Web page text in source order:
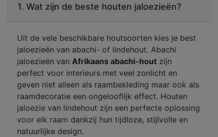
1. Wat zijn de beste houten jaloezieën?
Uit de vele beschikbare houtsoorten kies je best
jaloezieën van abachi- of lindehout. Abachi
jaloezieën van Afrikaans abachi-hout zijn
perfect voor interieurs met veel zonlicht en
geven niet alleen als raambekleding maar ook als
raamdecoratie een ongelooflijk effect. Houten
jaloezie van lindehout zijn een perfecte oplossing
voor elk raam dankzij hun tijdloze, stijlvolle en
natuurlijke design.